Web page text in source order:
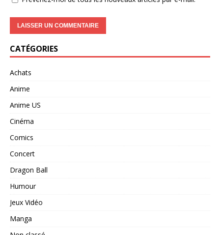
CATÉGORIES
Achats
Anime
Anime US
Cinéma
Comics
Concert
Dragon Ball
Humour
Jeux Vidéo
Manga